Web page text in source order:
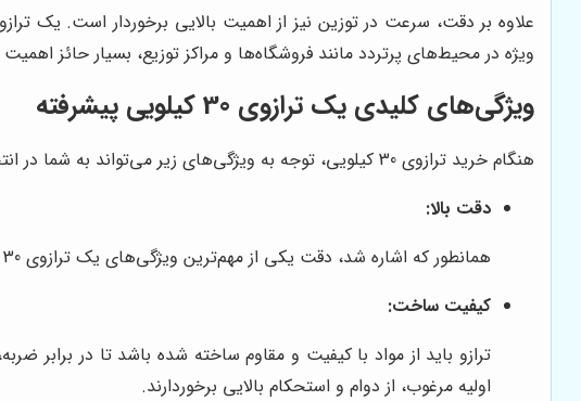
علاوه بر دقت، سرعت در توزین نیز از اهمیت بالایی برخوردار است. یک
ویژه در محیط‌های پرتردد مانند فروشگاه‌ها و مراکز توزیع، بسیار حائز
ویژگی‌های کلیدی یک ترازوی 30 کیلویی پیشرفته
هنگام خرید ترازوی 30 کیلویی، توجه به ویژگی‌های زیر می‌تواند به شما در انتخاب بهترین گزینه کمک کند:
دقت بالا:
همانطور که اشاره شد، دقت یکی از مهم‌ترین ویژگی‌های یک ترازوی 30 کیلویی است. ترازوی انتخابی شما باید قادر به اندازه‌گیری دقیق وزن با کمترین میزان خطا باشد.
کیفیت ساخت:
ترازو باید از مواد با کیفیت و مقاوم ساخته شده باشد تا در برابر
اولیه مرغوب، از دوام و استحکام بالایی برخوردارند.